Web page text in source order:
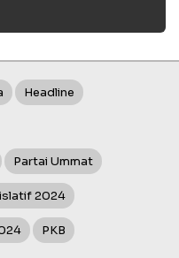
Headline
Partai Ummat
2024
PKB